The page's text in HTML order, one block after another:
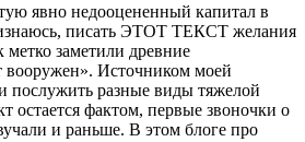
явно недооцененный капитал в
писать ЭТОТ ТЕКСТ желания
заметили древние
вооружен». Источником моей
послужить разные виды тяжелой
остается фактом, первые звоночки о
и раньше. В этом блоге про